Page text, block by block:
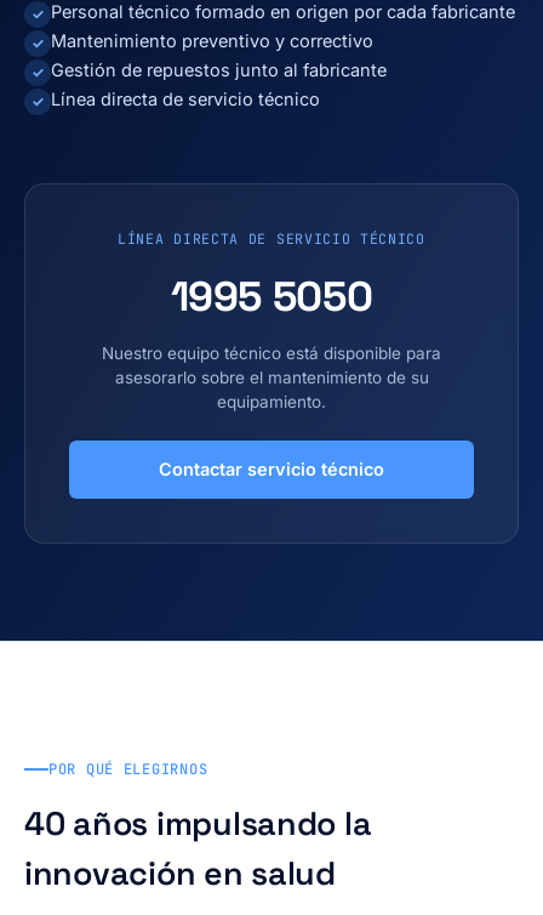
✓ Personal técnico formado en origen por cada fabricante
✓ Mantenimiento preventivo y correctivo
✓ Gestión de repuestos junto al fabricante
✓ Línea directa de servicio técnico
LÍNEA DIRECTA DE SERVICIO TÉCNICO
1995 5050
Nuestro equipo técnico está disponible para
asesorarlo sobre el mantenimiento de su
equipamiento.
Contactar servicio técnico
POR QUÉ ELEGIRNOS
40 años impulsando la
innovación en salud